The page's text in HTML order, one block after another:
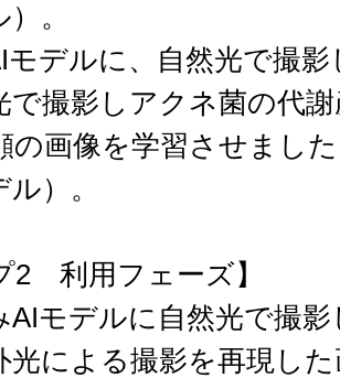
。
デルに、自然光で撮影
で撮影しアクネ菌の代
の画像を学習させまし
）。
2 利用フェーズ】
モデルに自然光で撮影
光による撮影を再現し